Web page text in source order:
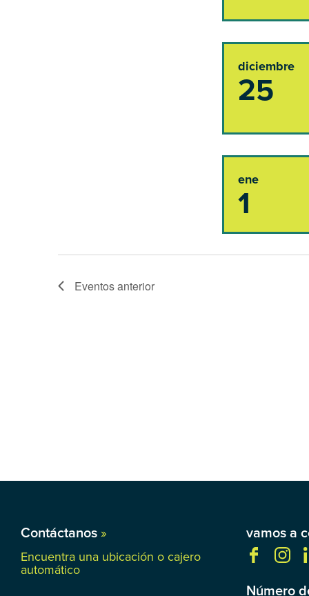
diciembre
25
ene
1
Eventosanterior
Contáctanos »
Encuentra una ubicación o cajero
automático
vamos a
Número